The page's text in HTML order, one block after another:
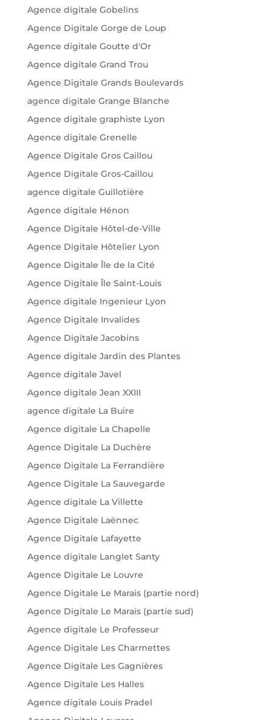
Agence digitale Gobelins
Agence Digitale Gorge de Loup
Agence digitale Goutte d'Or
Agence digitale Grand Trou
Agence Digitale Grands Boulevards
agence digitale Grange Blanche
Agence digitale graphiste Lyon
Agence digitale Grenelle
Agence Digitale Gros Caillou
Agence Digitale Gros-Caillou
agence digitale Guillotière
Agence digitale Hénon
Agence Digitale Hôtel-de-Ville
Agence Digitale Hôtelier Lyon
Agence Digitale Île de la Cité
Agence Digitale Île Saint-Louis
Agence digitale Ingenieur Lyon
Agence Digitale Invalides
Agence Digitale Jacobins
Agence digitale Jardin des Plantes
Agence digitale Javel
Agence digitale Jean XXIII
agence digitale La Buire
Agence digitale La Chapelle
Agence Digitale La Duchère
Agence Digitale La Ferrandière
Agence Digitale La Sauvegarde
Agence digitale La Villette
Agence Digitale Laënnec
Agence Digitale Lafayette
Agence digitale Langlet Santy
Agence Digitale Le Louvre
Agence Digitale Le Marais (partie nord)
Agence Digitale Le Marais (partie sud)
Agence digitale Le Professeur
Agence Digitale Les Charmettes
Agence Digitale Les Gagnières
Agence Digitale Les Halles
Agence digitale Louis Pradel